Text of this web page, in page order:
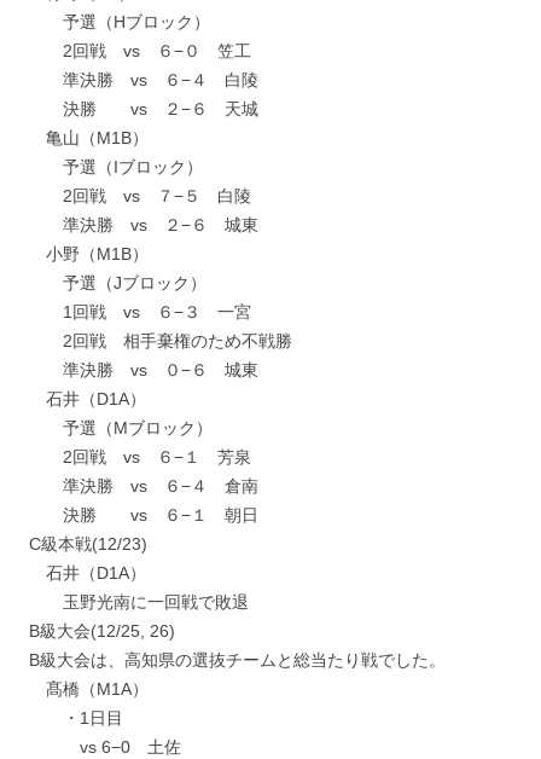
予選（Hブロック）
2回戦 vs ６−０ 笠工
準決勝 vs ６−４ 白陵
決勝 vs ２−６ 天城
亀山（M1B）
予選（Iブロック）
2回戦 vs ７−５ 白陵
準決勝 vs ２−６ 城東
小野（M1B）
予選（Jブロック）
1回戦 vs ６−３ 一宮
2回戦 相手棄権のため不戦勝
準決勝 vs ０−６ 城東
石井（D1A）
予選（Mブロック）
2回戦 vs ６−１ 芳泉
準決勝 vs ６−４ 倉南
決勝 vs ６−１ 朝日
C級本戦(12/23)
石井（D1A）
玉野光南に一回戦で敗退
B級大会(12/25, 26)
B級大会は、高知県の選抜チームと総当たり戦でした。
髙橋（M1A）
・1日目
vs 6−0 土佐